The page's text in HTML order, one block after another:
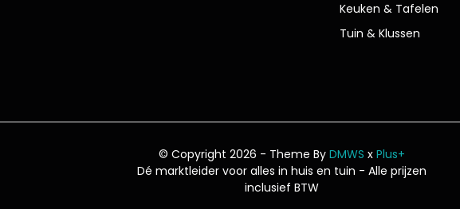
Keuken & Tafelen
Tuin & Klussen
© Copyright 2026 - Theme ByDMWS xPlus+
Dé marktleider voor alles in huis en tuin - Alle prijzen
inclusief BTW